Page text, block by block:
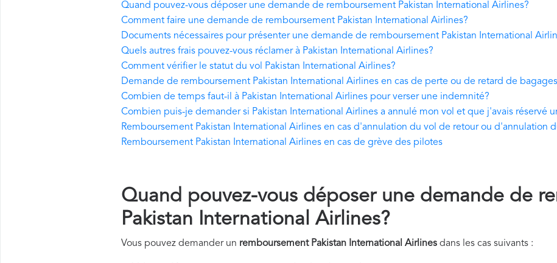
Quand pouvez-vous déposer une demande de remboursement Pakistan International Airlines?
Comment faire une demande de remboursement Pakistan International Airlines?
Documents nécessaires pour présenter une demande de remboursement Pakistan International
Quels autres frais pouvez-vous réclamer à Pakistan International Airlines?
Comment vérifier le statut du vol Pakistan International Airlines?
Demande de remboursement Pakistan International Airlines en cas de perte ou de retard de bagages
Combien de temps faut-il à Pakistan International Airlines pour verser une indemnité?
Combien puis-je demander si Pakistan International Airlines a annulé mon vol et que j'avais réservé
Remboursement Pakistan International Airlines en cas d'annulation du vol de retour ou d'annulation
Remboursement Pakistan International Airlines en cas de grève des pilotes
Quand pouvez-vous déposer une demande de
Pakistan International Airlines?
Vous pouvez demander un remboursement Pakistan International Airlines dans les cas suivants :